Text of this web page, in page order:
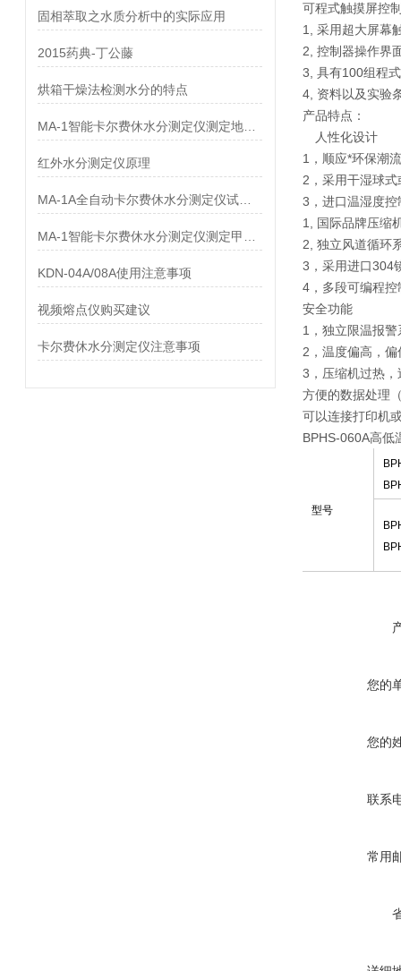
固相萃取之水质分析中的实际应用
2015药典-丁公藤
烘箱干燥法检测水分的特点
红外水分测定仪原理
KDN-04A/08A使用注意事项
视频熔点仪购买建议
卡尔费休水分测定仪注意事项
可程式触摸屏控
1, 采用超大屏幕
2, 控制器操作界
3, 具有100组程
4, 资料以及实验
产品特点：
人性化设计
1，顺应*环保潮
2，采用干湿球
3，进口温湿度
1, 国际品牌压缩
2, 独立风道循环
3，采用进口304
4，多段可编程
安全功能
1，独立限温报
2，温度偏高，
3，压缩机过热
方便的数据处理
可以连接打印机
BPHS-060A高低
型号
您的
您的
联系
常用